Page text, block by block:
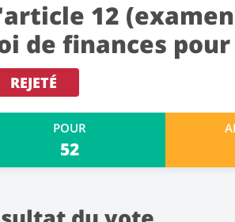
12
de finances
REJETÉ
POUR
52